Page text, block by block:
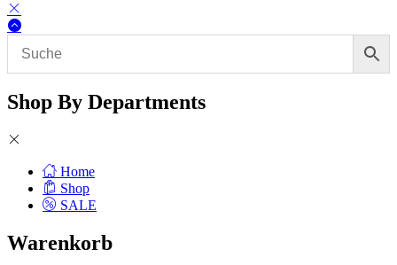
Shop By Departments
Home
Shop
SALE
Warenkorb